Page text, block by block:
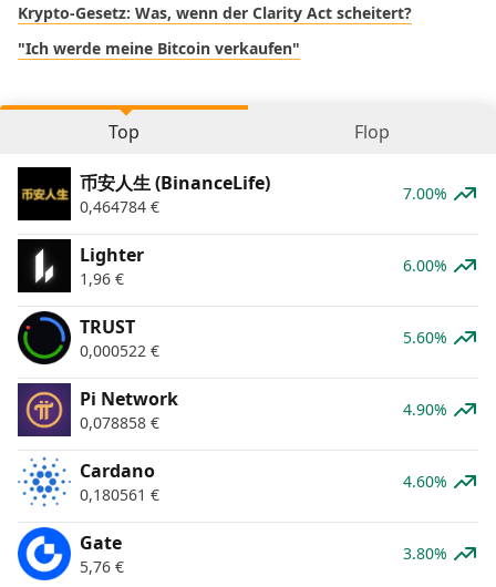
Krypto-Gesetz: Was, wenn der Clarity Act scheitert?
"Ich werde meine Bitcoin verkaufen"
Top Flop
币安人生 (BinanceLife)
0,464784 €
7.00%
Lighter
1,96 €
6.00%
TRUST
0,000522 €
5.60%
Pi Network
0,078858 €
4.90%
Cardano
0,180561 €
4.60%
Gate
5,76 €
3.80%